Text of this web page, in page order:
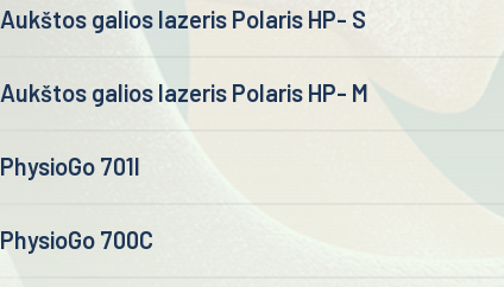
Aukštos galios lazeris Polaris HP- S
Aukštos galios lazeris Polaris HP- M
PhysioGo 701I
PhysioGo 700C